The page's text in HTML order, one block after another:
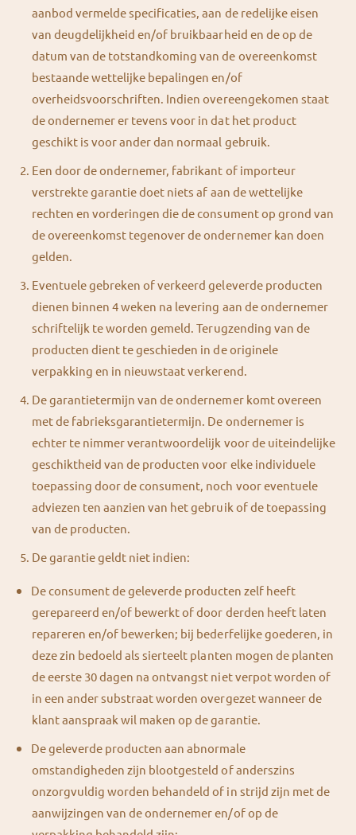
aanbod vermelde specificaties, aan de redelijke eisen
van deugdelijkheid en/of bruikbaarheid en de op de
datum van de totstandkoming van de overeenkomst
bestaande wettelijke bepalingen en/of
overheidsvoorschriften. Indien overeengekomen staat
de ondernemer er tevens voor in dat het product
geschikt is voor ander dan normaal gebruik.
Een door de ondernemer, fabrikant of importeur
verstrekte garantie doet niets af aan de wettelijke
rechten en vorderingen die de consument op grond van
de overeenkomst tegenover de ondernemer kan doen
gelden.
Eventuele gebreken of verkeerd geleverde producten
dienen binnen 4 weken na levering aan de ondernemer
schriftelijk te worden gemeld. Terugzending van de
producten dient te geschieden in de originele
verpakking en in nieuwstaat verkerend.
De garantietermijn van de ondernemer komt overeen
met de fabrieksgarantietermijn. De ondernemer is
echter te nimmer verantwoordelijk voor de uiteindelijke
geschiktheid van de producten voor elke individuele
toepassing door de consument, noch voor eventuele
adviezen ten aanzien van het gebruik of de toepassing
van de producten.
De garantie geldt niet indien:
De consument de geleverde producten zelf heeft
gerepareerd en/of bewerkt of door derden heeft laten
repareren en/of bewerken; bij bederfelijke goederen, in
deze zin bedoeld als sierteelt planten mogen de planten
de eerste 30 dagen na ontvangst niet verpot worden of
in een ander substraat worden overgezet wanneer de
klant aanspraak wil maken op de garantie.
De geleverde producten aan abnormale
omstandigheden zijn blootgesteld of anderszins
onzorgvuldig worden behandeld of in strijd zijn met de
aanwijzingen van de ondernemer en/of op de